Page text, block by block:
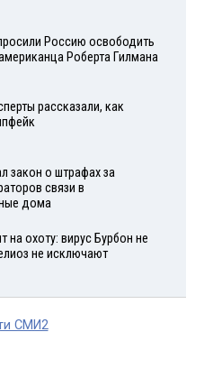
Россию освободить
Роберта Гилмана
рассказали, как
закон о штрафах за
связи в
дома
на охоту: вирус Бурбон не
не исключают
СМИ2